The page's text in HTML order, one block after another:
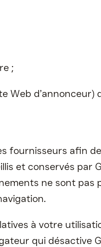
;
Web d’annonceur)
fournisseurs afin
et conservés par
ne sont pas
à votre
qui désactive